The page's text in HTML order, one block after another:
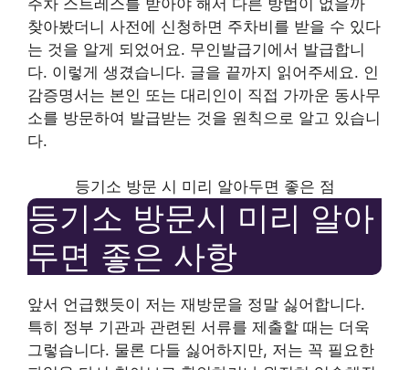
찾아봤더니 사전에 신청하면 주차비를 받을 수 있다
는 것을 알게 되었어요. 무인발급기에서 발급합니
다. 이렇게 생겼습니다. 글을 끝까지 읽어주세요. 인
감증명서는 본인 또는 대리인이 직접 가까운 동사무
소를 방문하여 발급받는 것을 원칙으로 알고 있습니
다.
등기소 방문 시 미리 알아두면 좋은 점
등기소 방문시 미리 알아
두면 좋은 사항
앞서 언급했듯이 저는 재방문을 정말 싫어합니다.
특히 정부 기관과 관련된 서류를 제출할 때는 더욱
그렇습니다. 물론 다들 싫어하지만, 저는 꼭 필요한